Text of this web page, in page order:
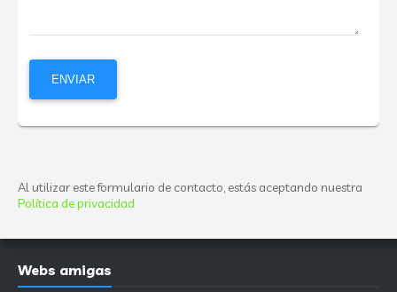
Al utilizar este formulario de contacto, estás aceptando nuestra
Política de privacidad
Webs amigas